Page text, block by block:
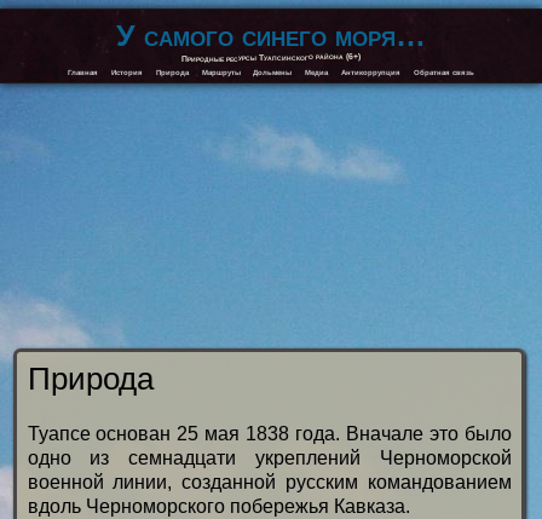
У самого синего моря…
Природные ресурсы Туапсинского района (6+)
Главная История Природа Маршруты Дольмены Медиа Антикоррупция Обратная связь
Природа
Туапсе основан 25 мая 1838 года. Вначале это было
одно из семнадцати укреплений Черноморской
военной линии, созданной русским командованием
вдоль Черноморского побережья Кавказа.